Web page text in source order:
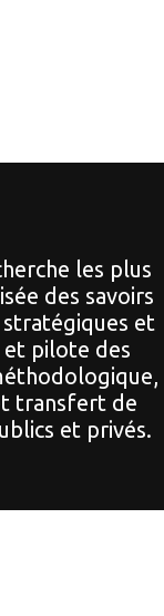
les plus
des savoirs
et
et pilote des
transfert de
et privés.